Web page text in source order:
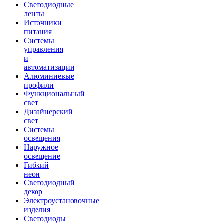
Светодиодные
ленты
Источники
питания
Системы
управления
и
автоматизации
Алюминиевые
профили
Функциональный
свет
Дизайнерский
свет
Системы
освещения
Наружное
освещение
Гибкий
неон
Светодиодный
декор
Электроустановочные
изделия
Светодиоды